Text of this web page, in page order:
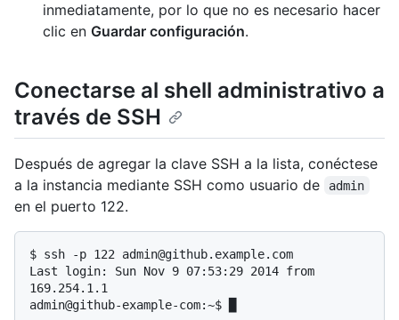
inmediatamente, por lo que no es necesario hacer
clic en Guardar configuración.
Conectarse al shell administrativo a
través de SSH
Después de agregar la clave SSH a la lista, conéctese
a la instancia mediante SSH como usuario de
admin
en el puerto 122.
$ ssh -p 122 admin@github.example.com
Last login: Sun Nov 9 07:53:29 2014 from
169.254.1.1